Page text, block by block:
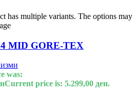
has multiple variants. The options may
MID GORE-TEX
was:
Current price is: 5.299,00 ден.